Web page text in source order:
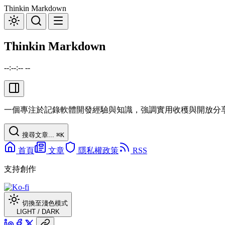
Thinkin Markdown
Thinkin Markdown
--:--:-- --
一個專注於記錄軟體開發經驗與知識，強調實用收穫與開放分
搜尋文章... ⌘K
首頁 文章 隱私權政策 RSS
支持創作
切換至淺色模式
LIGHT / DARK